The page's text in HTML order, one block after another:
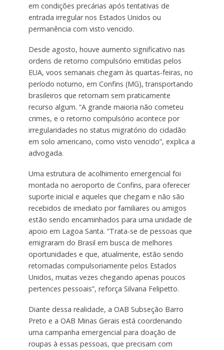
em condições precárias após tentativas de
entrada irregular nos Estados Unidos ou
permanência com visto vencido.
Desde agosto, houve aumento significativo nas
ordens de retorno compulsório emitidas pelos
EUA, voos semanais chegam às quartas-feiras, no
período noturno, em Confins (MG), transportando
brasileiros que retornam sem praticamente
recurso algum. “A grande maioria não cometeu
crimes, e o retorno compulsório acontece por
irregularidades no status migratório do cidadão
em solo americano, como visto vencido”, explica a
advogada.
Uma estrutura de acolhimento emergencial foi
montada no aeroporto de Confins, para oferecer
suporte inicial e aqueles que chegam e não são
recebidos de imediato por familiares ou amigos
estão sendo encaminhados para uma unidade de
apoio em Lagoa Santa. “Trata-se de pessoas que
emigraram do Brasil em busca de melhores
oportunidades e que, atualmente, estão sendo
retornadas compulsoriamente pelos Estados
Unidos, muitas vezes chegando apenas poucos
pertences pessoais”, reforça Silvana Felipetto.
Diante dessa realidade, a OAB Subseção Barro
Preto e a OAB Minas Gerais está coordenando
uma campanha emergencial para doação de
roupas à essas pessoas, que precisam com